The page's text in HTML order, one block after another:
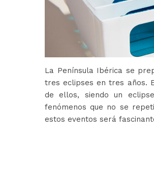
La Península Ibérica se
tres eclipses en tres años.
de ellos, siendo un
fenómenos que no se
estos eventos será